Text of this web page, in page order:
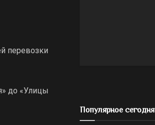
перевозки
до «Улицы
Популярное сегодня